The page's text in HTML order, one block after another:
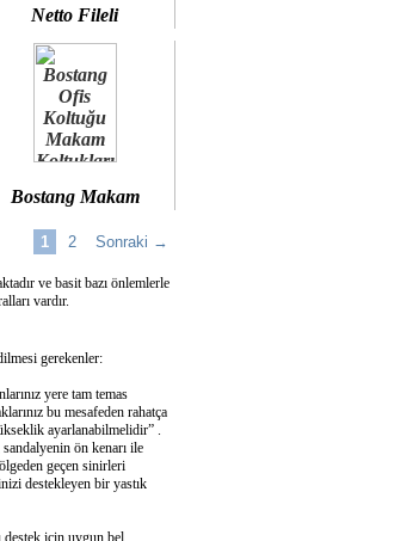
Netto Fileli
Bostang Makam
1 2 Sonraki →
ve basit bazı önlemlerle
vardır.
gerekenler:
yere tam temas
bu mesafeden rahatça
ayarlanabilmelidir” .
ön kenarı ile
geçen sinirleri
destekleyen bir yastık
için uygun bel